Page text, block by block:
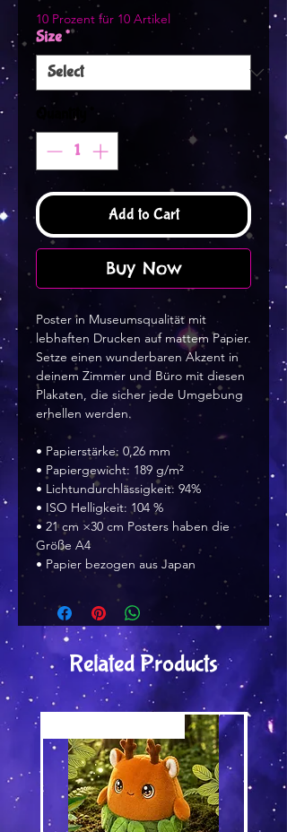
10 Prozent für 10 Artikel
Size*
Quantity
Add to Cart
Buy Now
Poster in Museumsqualität mit
lebhaften Drucken auf mattem Papier.
Setze einen wunderbaren Akzent in
deinem Zimmer und Büro mit diesen
Plakaten, die sicher jede Umgebung
erhellen werden.
• Papierstärke: 0,26 mm
• Papiergewicht: 189 g/m²
• Lichtundurchlässigkeit: 94%
• ISO Helligkeit: 104 %
• 21 cm ×30 cm Posters haben die
Größe A4
• Papier bezogen aus Japan
Related Products